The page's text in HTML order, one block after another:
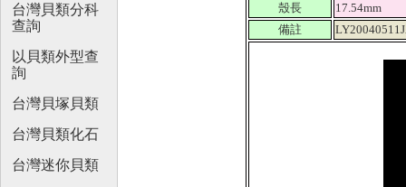
殼長
17.54mm
備註
台灣貝類分科
查詢
以貝類外型查
詢
台灣貝塚貝類
台灣貝類化石
台灣迷你貝類